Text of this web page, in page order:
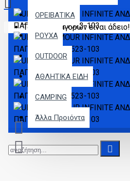
ΟΡΕΙΒΑΤΙΚΑ
ΡΟΥΧΑ
OUTDOOR
ΑΘΛΗΤΙΚΑ ΕΙΔΗ
CAMPING
Άλλα Προιόντα
Το καλάθι αγορών είναι άδειο!